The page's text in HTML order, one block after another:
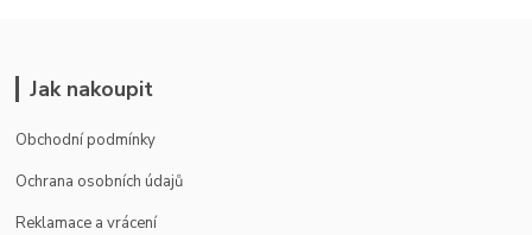
Jak nakoupit
Obchodní podmínky
Ochrana osobních údajů
Reklamace a vrácení